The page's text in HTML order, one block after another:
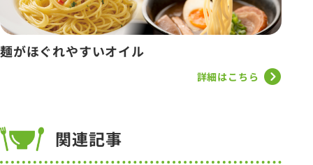
麺がほぐれやすいオイル
詳細はこちら
関連記事